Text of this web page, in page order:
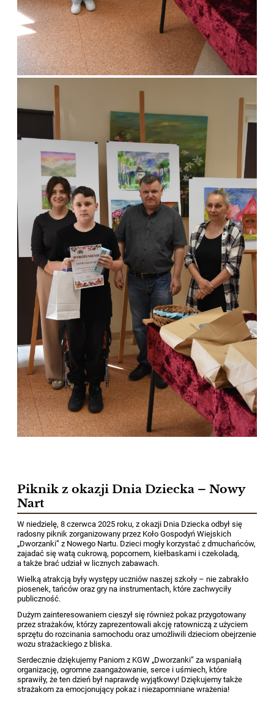
Piknik z okazji Dnia Dziecka – Nowy
Nart
W niedzielę, 8 czerwca 2025 roku, z okazji Dnia Dziecka odbył się
radosny piknik zorganizowany przez Koło Gospodyń Wiejskich
„Dworzanki” z Nowego Nartu. Dzieci mogły korzystać z dmuchańców,
zajadać się watą cukrową, popcornem, kiełbaskami i czekoladą,
a także brać udział w licznych zabawach.
Wielką atrakcją były występy uczniów naszej szkoły – nie zabrakło
piosenek, tańców oraz gry na instrumentach, które zachwyciły
publiczność.
Dużym zainteresowaniem cieszył się również pokaz przygotowany
przez strażaków, którzy zaprezentowali akcję ratowniczą z użyciem
sprzętu do rozcinania samochodu oraz umożliwili dzieciom obejrzenie
wozu strażackiego z bliska.
Serdecznie dziękujemy Paniom z KGW „Dworzanki” za wspaniałą
organizację, ogromne zaangażowanie, serce i uśmiech, które
sprawiły, że ten dzień był naprawdę wyjątkowy! Dziękujemy także
strażakom za emocjonujący pokaz i niezapomniane wrażenia!